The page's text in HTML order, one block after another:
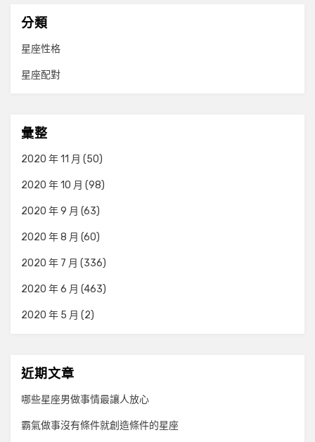
分類
星座性格
星座配對
彙整
2020 年 11 月 (50)
2020 年 10 月 (98)
2020 年 9 月 (63)
2020 年 8 月 (60)
2020 年 7 月 (336)
2020 年 6 月 (463)
2020 年 5 月 (2)
近期文章
哪些星座男做事情最讓人放心
霸氣做事沒有條件就創造條件的星座